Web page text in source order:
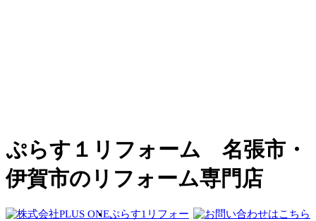
ぷらす１リフォーム 名張市・
伊賀市のリフォーム専門店
ぷらす1リフォー